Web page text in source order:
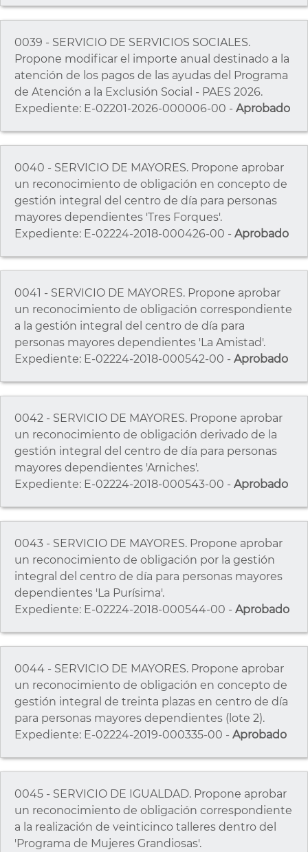
0039 - SERVICIO DE SERVICIOS SOCIALES.
Propone modificar el importe anual destinado a la
atención de los pagos de las ayudas del Programa
de Atención a la Exclusión Social - PAES 2026.
Expediente: E-02201-2026-000006-00 - Aprobado
0040 - SERVICIO DE MAYORES. Propone aprobar
un reconocimiento de obligación en concepto de
gestión integral del centro de día para personas
mayores dependientes 'Tres Forques'.
Expediente: E-02224-2018-000426-00 - Aprobado
0041 - SERVICIO DE MAYORES. Propone aprobar
un reconocimiento de obligación correspondiente
a la gestión integral del centro de día para
personas mayores dependientes 'La Amistad'.
Expediente: E-02224-2018-000542-00 - Aprobado
0042 - SERVICIO DE MAYORES. Propone aprobar
un reconocimiento de obligación derivado de la
gestión integral del centro de día para personas
mayores dependientes 'Arniches'.
Expediente: E-02224-2018-000543-00 - Aprobado
0043 - SERVICIO DE MAYORES. Propone aprobar
un reconocimiento de obligación por la gestión
integral del centro de día para personas mayores
dependientes 'La Purísima'.
Expediente: E-02224-2018-000544-00 - Aprobado
0044 - SERVICIO DE MAYORES. Propone aprobar
un reconocimiento de obligación en concepto de
gestión integral de treinta plazas en centro de día
para personas mayores dependientes (lote 2).
Expediente: E-02224-2019-000335-00 - Aprobado
0045 - SERVICIO DE IGUALDAD. Propone aprobar
un reconocimiento de obligación correspondiente
a la realización de veinticinco talleres dentro del
'Programa de Mujeres Grandiosas'.